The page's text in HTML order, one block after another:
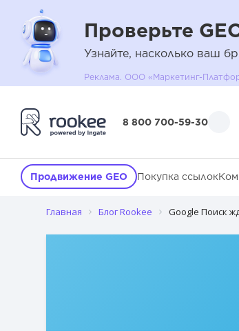
Проверьте
Узнайте, насколько ваш
Реклама. ООО «Маркетинг-
8 800 700-59-30
Продвижение GEO Покупка ссылок
Главная Блог Rookee Google Поиск